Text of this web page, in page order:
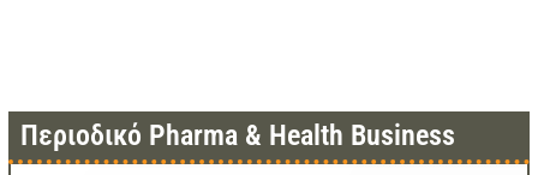
Περιοδικό Pharma & Health Business